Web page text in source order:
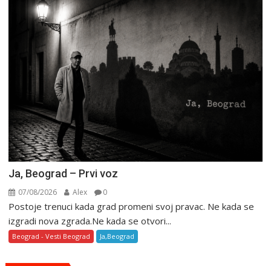
Ja, Beograd – Prvi voz
07/08/2026 Alex 0
Postoje trenuci kada grad promeni svoj pravac. Ne kada se
izgradi nova zgrada.Ne kada se otvori...
Beograd - Vesti Beograd Ja,Beograd